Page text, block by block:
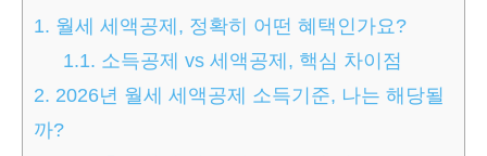
1. 월세 세액공제, 정확히 어떤 혜택인가요?
1.1. 소득공제 vs 세액공제, 핵심 차이점
2. 2026년 월세 세액공제 소득기준, 나는 해당될
까?